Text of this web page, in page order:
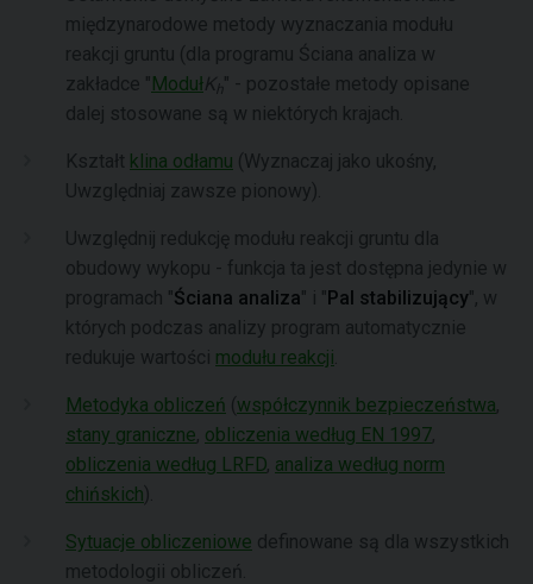
międzynarodowe metody wyznaczania modułu
reakcji gruntu (dla programu Ściana analiza w
zakładce "ModułKh " - pozostałe metody opisane
dalej stosowane są w niektórych krajach.
Kształt klina odłamu (Wyznaczaj jako ukośny,
Uwzględniaj zawsze pionowy).
Uwzględnij redukcję modułu reakcji gruntu dla
obudowy wykopu - funkcja ta jest dostępna jedynie w
programach "Ściana analiza" i "Pal stabilizujący", w
których podczas analizy program automatycznie
redukuje wartości modułu reakcji
Metodyka obliczeń ( współczynnik bezpieczeństwa,
stany graniczne, obliczenia według EN 1997,
obliczenia według LRFD, analiza według norm
chińskich).
Sytuacje obliczeniowe definowane są dla wszystkich
metodologii obliczeń.